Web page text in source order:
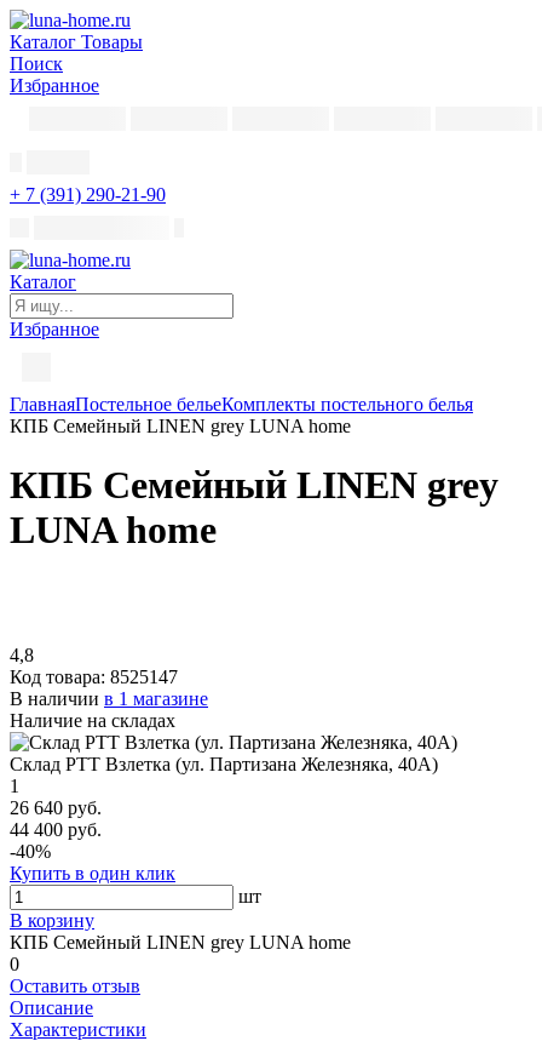
Каталог Товары
Поиск
Избранное
+ 7 (391) 290-21-90
Каталог
Избранное
ГлавнаяПостельное бельеКомплекты постельного белья
КПБ Семейный LINEN grey LUNA home
КПБ Семейный LINEN grey
LUNA home
4,8
Код товара: 8525147
В наличии в 1 магазине
Наличие на складах
Склад РТТ Взлетка (ул. Партизана Железняка, 40А)
1
26 640 руб.
44 400 руб.
-40%
Купить в один клик
шт
В корзину
КПБ Семейный LINEN grey LUNA home
0
Оставить отзыв
Описание
Характеристики